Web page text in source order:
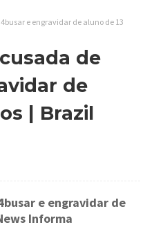
e engravidar de aluno de 13
de
de
| Brazil
e engravidar de
Informa